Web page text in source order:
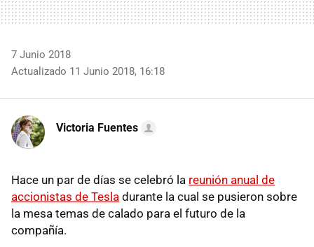
7 Junio 2018
Actualizado 11 Junio 2018, 16:18
Victoria Fuentes
Hace un par de días se celebró la reunión anual de
accionistas de Tesla durante la cual se pusieron sobre
la mesa temas de calado para el futuro de la
compañía.